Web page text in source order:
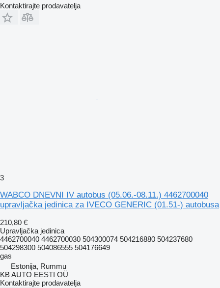
Kontaktirajte prodavatelja
3
WABCO DNEVNI IV autobus (05.06.-08.11.) 4462700040
upravljačka jedinica za IVECO GENERIC (01.51-) autobusa
210,80 €
Upravljačka jedinica
4462700040 4462700030 504300074 504216880 504237680
504298300 504086555 504176649
gas
Estonija, Rummu
KB AUTO EESTI OÜ
Kontaktirajte prodavatelja